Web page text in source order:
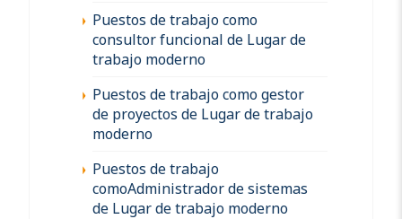
Puestos de trabajo como
consultor funcional de Lugar de
trabajo moderno
Puestos de trabajo como gestor
de proyectos de Lugar de trabajo
moderno
Puestos de trabajo
comoAdministrador de sistemas
de Lugar de trabajo moderno